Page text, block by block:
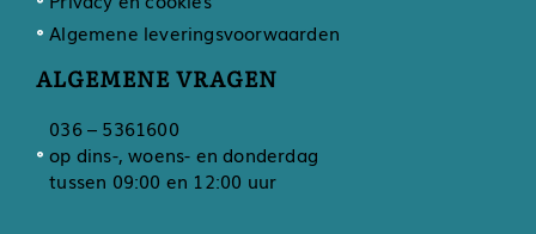
Algemene leveringsvoorwaarden
ALGEMENE VRAGEN
036 – 5361600
op dins-, woens- en donderdag
tussen 09:00 en 12:00 uur